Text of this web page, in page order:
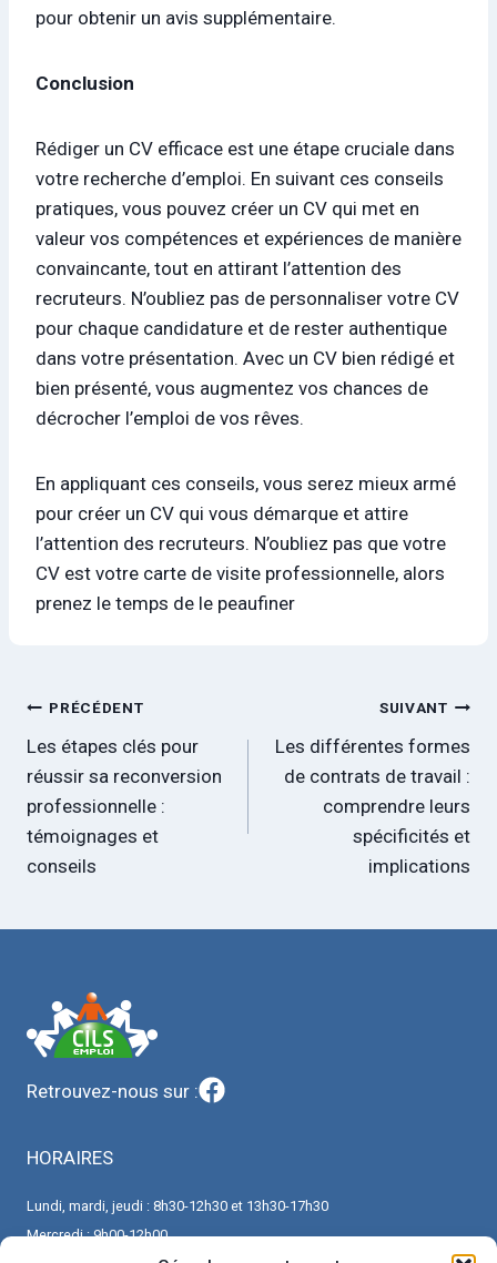
pour obtenir un avis supplémentaire.
Conclusion
Rédiger un CV efficace est une étape cruciale dans
votre recherche d’emploi. En suivant ces conseils
pratiques, vous pouvez créer un CV qui met en
valeur vos compétences et expériences de manière
convaincante, tout en attirant l’attention des
recruteurs. N’oubliez pas de personnaliser votre CV
pour chaque candidature et de rester authentique
dans votre présentation. Avec un CV bien rédigé et
bien présenté, vous augmentez vos chances de
décrocher l’emploi de vos rêves.
En appliquant ces conseils, vous serez mieux armé
pour créer un CV qui vous démarque et attire
l’attention des recruteurs. N’oubliez pas que votre
CV est votre carte de visite professionnelle, alors
prenez le temps de le peaufiner
Navigation
de
l’article
PRÉCÉDENT
Les étapes clés pour
réussir sa reconversion
professionnelle :
témoignages et
conseils
SUIVANT
Les différentes formes
de contrats de travail :
comprendre leurs
spécificités et
implications
Retrouvez-nous sur :
HORAIRES
Lundi, mardi, jeudi : 8h30-12h30 et 13h30-17h30
Mercredi : 9h00-12h00